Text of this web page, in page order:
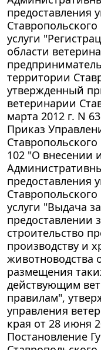
предоставления
Ставропольского
услуги
области
территории
утвержденный
ветеринарии
марта 2012 г. N
Приказ
Ставропольского
102 "О внесении
предоставления
Ставропольского
услуги "Выдача
предоставлении
строительство
производству и
животноводства
размещения
действующим
правилам",
управления
края от 28 июня
Постановление